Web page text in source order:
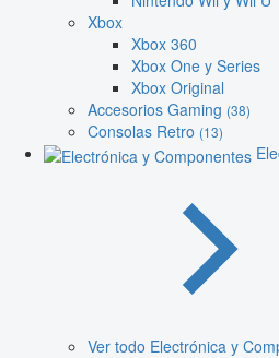
Xbox
Xbox 360
Xbox One y Series
Xbox Original
Accesorios Gaming (38)
Consolas Retro (13)
Ver todo Electrónica y